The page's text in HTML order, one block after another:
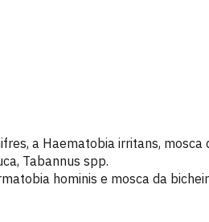
a Haematobia irritans, mosca
Tabannus spp.
hominis e mosca da